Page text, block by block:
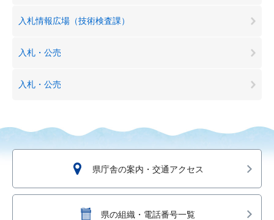
入札情報広場（技術検査課）
入札・公売
入札・公売
県庁舎の案内・交通アクセス
県の組織・電話番号一覧